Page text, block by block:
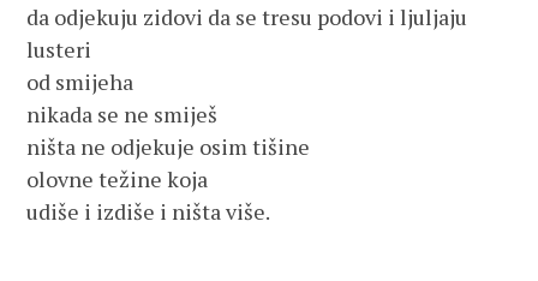
da odjekuju zidovi da se tresu podovi i ljuljaju
lusteri
od smijeha
nikada se ne smiješ
ništa ne odjekuje osim tišine
olovne težine koja
udiše i izdiše i ništa više.